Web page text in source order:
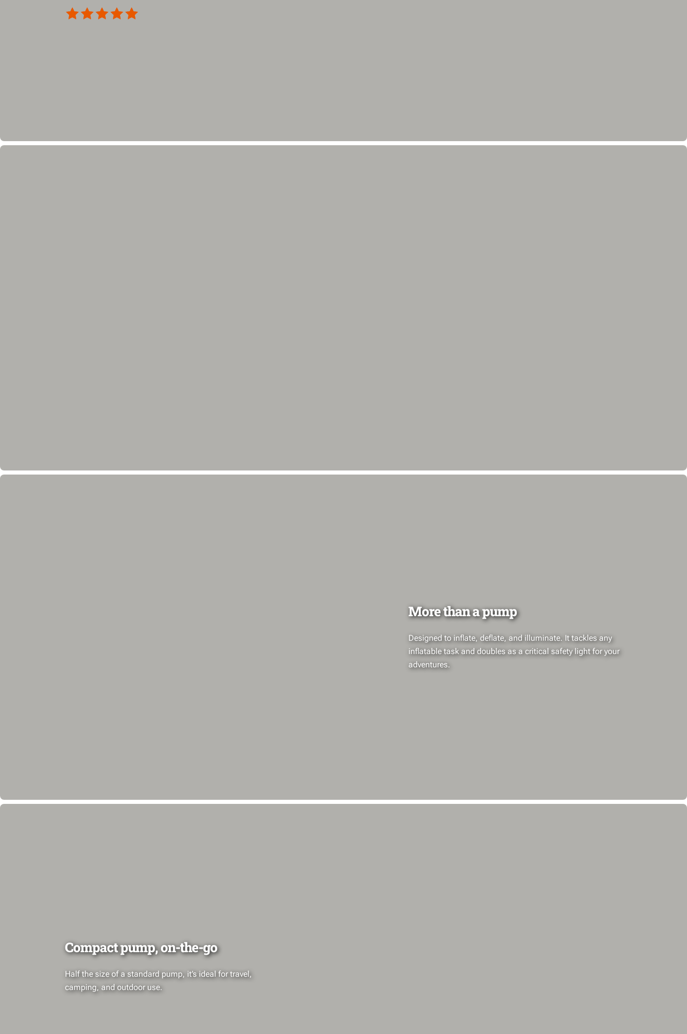
More than a pump
Designed to inflate, deflate, and illuminate. It tackles any
inflatable task and doubles as a critical safety light for your
adventures.
Compact pump, on-the-go
Half the size of a standard pump, it’s ideal for travel,
camping, and outdoor use.